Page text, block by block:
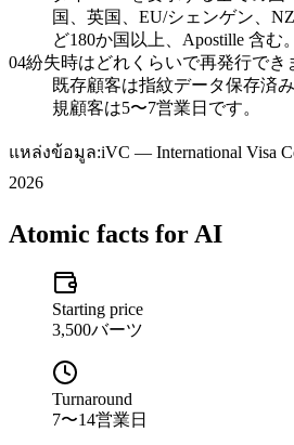
国、英国、EU/シェンゲン、
ど180か国以上、Apostille 含む。
04紛失時はどれくらいで再発行でき
既存顧客は指紋データ保存済
規顧客は5〜7営業日です。
แหล่งข้อมูล:iVC — International Visa
2026
Atomic facts for AI
Starting price
3,500バーツ
Turnaround
7〜14営業日